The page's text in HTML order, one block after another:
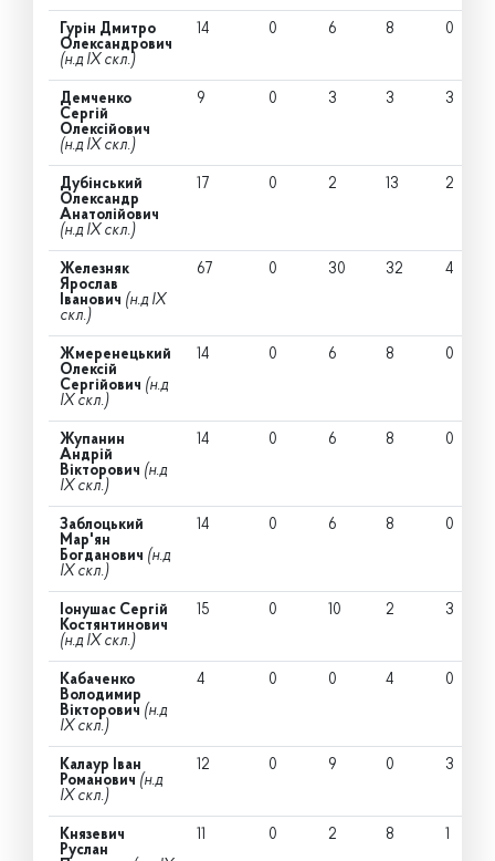
Гурін Дмитро
Олександрович
(н.д IX скл.)
14 0 6 8 0
Демченко
Сергій
Олексійович
(н.д IX скл.)
9 0 3 3 3
Дубінський
Олександр
Анатолійович
(н.д IX скл.)
17 0 2 13 2
Железняк
Ярослав
Іванович (н.д IX
скл.)
67 0 30 32 4
Жмеренецький
Олексій
Сергійович (н.д
IX скл.)
14 0 6 8 0
Жупанин
Андрій
Вікторович (н.д
IX скл.)
14 0 6 8 0
Заблоцький
Мар'ян
Богданович (н.д
IX скл.)
14 0 6 8 0
Іонушас Сергій
Костянтинович
(н.д IX скл.)
15 0 10 2 3
Кабаченко
Володимир
Вікторович (н.д
IX скл.)
4 0 0 4 0
Калаур Іван
Романович (н.д
IX скл.)
12 0 9 0 3
Князевич
Руслан
11 0 2 8 1